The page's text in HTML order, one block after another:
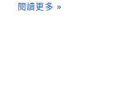
閱讀更多 »